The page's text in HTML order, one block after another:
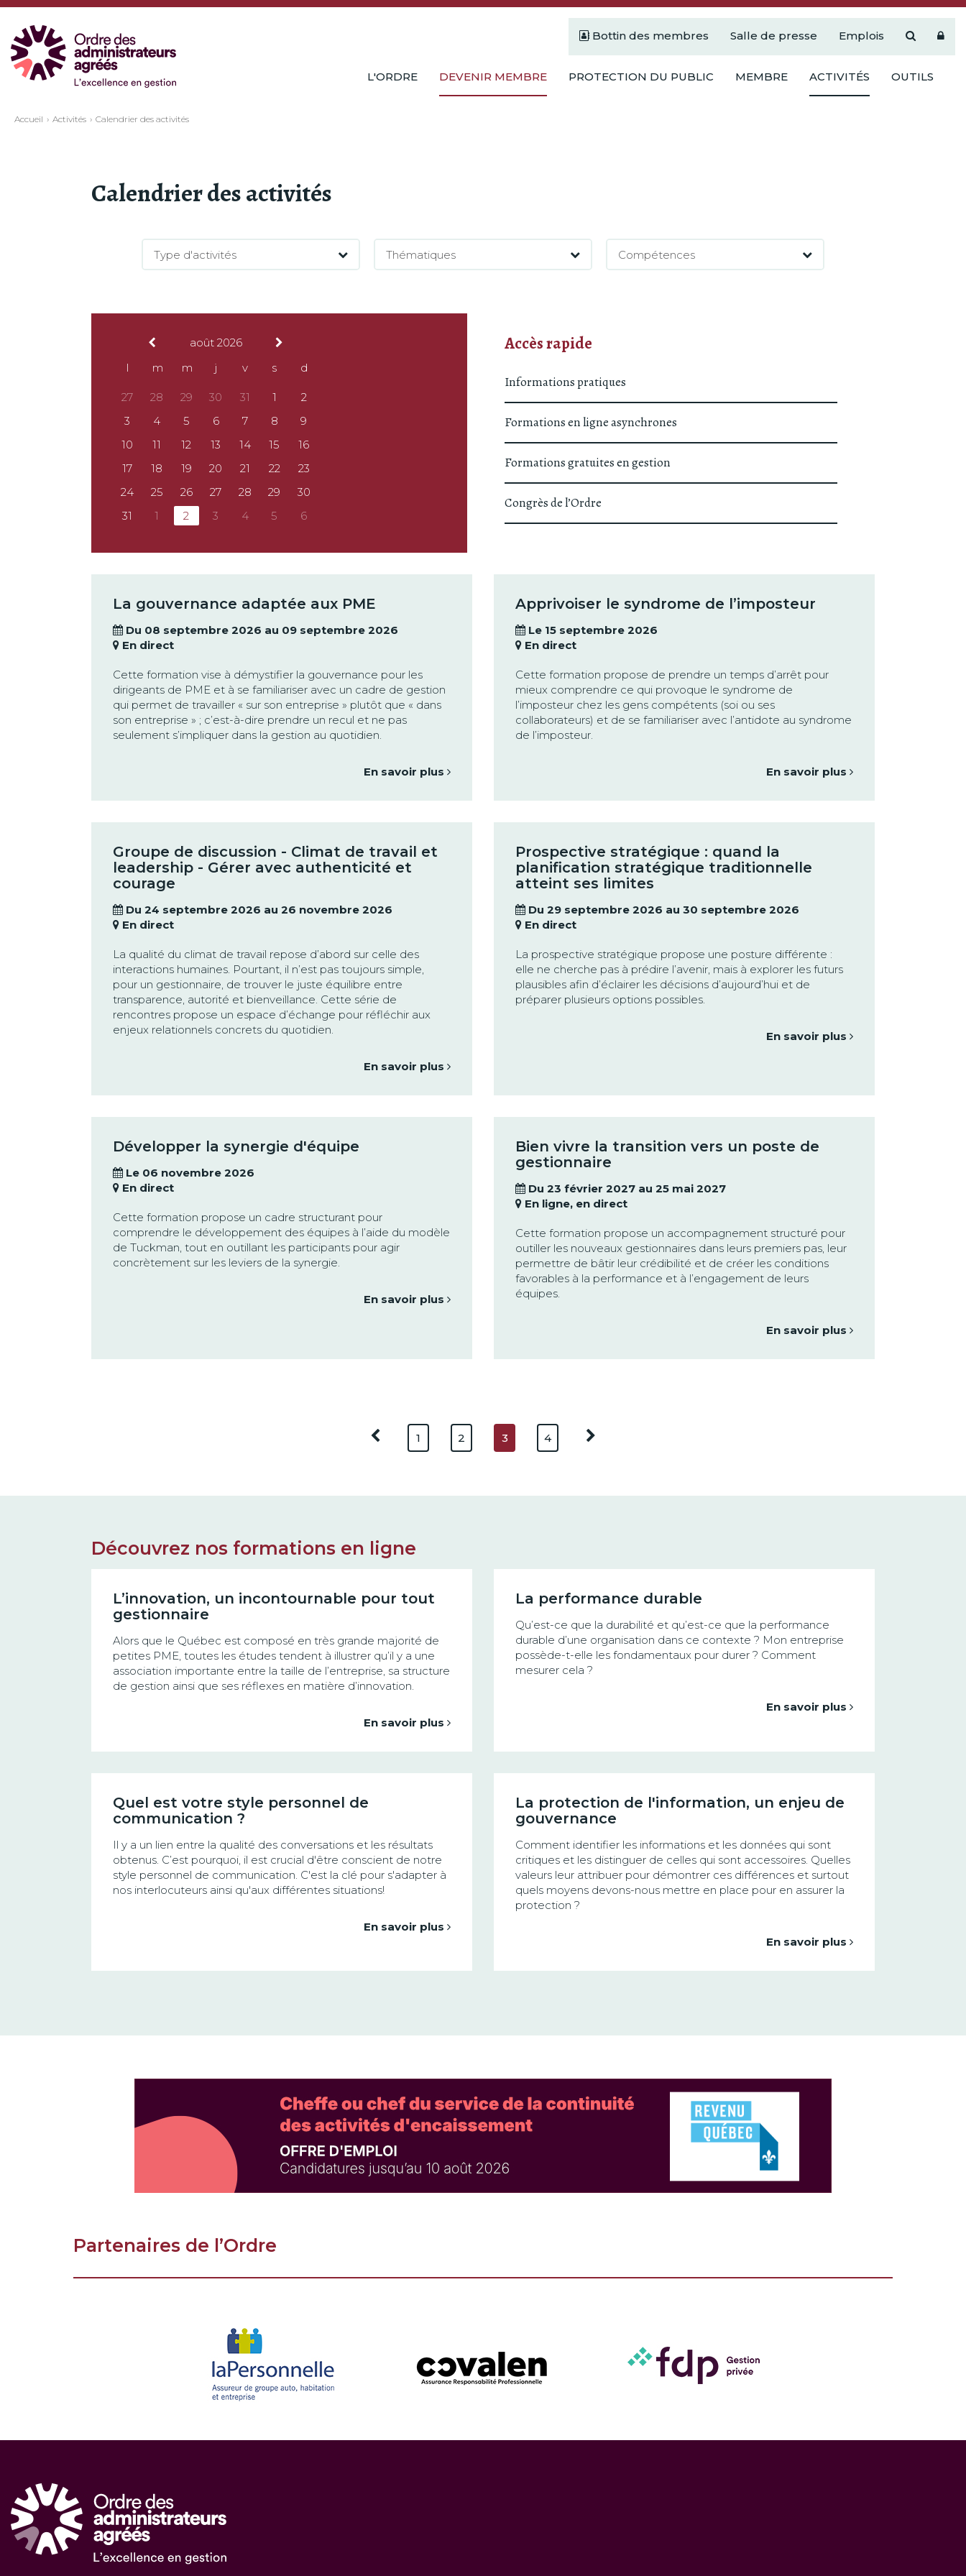
Bottin des membres Salle de presse Emplois
L'ORDRE DEVENIR MEMBRE PROTECTION DU PUBLIC MEMBRE ACTIVITÉS OUTILS
Accueil Activités Calendrier des activités
Calendrier des activités
août 2026
l
m m j v s d
27 28 29 30 31 1
2
3
4 5 6 7 8
9
10
11 12 13 14 15
16
17
18 19 20 21 22
23
24
25 26 27 28 29
30
31
1 2 3 4 5 6
Accès rapide
Informations pratiques
Formations en ligne asynchrones
Formations gratuites en gestion
Congrès de l’Ordre
La gouvernance adaptée aux PME
Du 08 septembre 2026 au 09 septembre 2026
En direct
Cette formation vise à démystifier la gouvernance pour les
dirigeants de PME et à se familiariser avec un cadre de gestion
qui permet de travailler « sur son entreprise » plutôt que « dans
son entreprise » ; c’est-à-dire prendre un recul et ne pas
seulement s’impliquer dans la gestion au quotidien.
En savoir plus
Apprivoiser le syndrome de l’imposteur
Le 15 septembre 2026
En direct
Cette formation propose de prendre un temps d’arrêt pour
mieux comprendre ce qui provoque le syndrome de
l’imposteur chez les gens compétents (soi ou ses
collaborateurs) et de se familiariser avec l’antidote au syndrome
de l’imposteur.
En savoir plus
Groupe de discussion - Climat de travail et
leadership - Gérer avec authenticité et
courage
Du 24 septembre 2026 au 26 novembre 2026
En direct
La qualité du climat de travail repose d’abord sur celle des
interactions humaines. Pourtant, il n’est pas toujours simple,
pour un gestionnaire, de trouver le juste équilibre entre
transparence, autorité et bienveillance. Cette série de
rencontres propose un espace d’échange pour réfléchir aux
enjeux relationnels concrets du quotidien.
En savoir plus
Prospective stratégique : quand la
planification stratégique traditionnelle
atteint ses limites
Du 29 septembre 2026 au 30 septembre 2026
En direct
La prospective stratégique propose une posture différente :
elle ne cherche pas à prédire l’avenir, mais à explorer les futurs
plausibles afin d’éclairer les décisions d’aujourd’hui et de
préparer plusieurs options possibles.
En savoir plus
Développer la synergie d'équipe
Le 06 novembre 2026
En direct
Cette formation propose un cadre structurant pour
comprendre le développement des équipes à l’aide du modèle
de Tuckman, tout en outillant les participants pour agir
concrètement sur les leviers de la synergie.
En savoir plus
Bien vivre la transition vers un poste de
gestionnaire
Du 23 février 2027 au 25 mai 2027
En ligne, en direct
Cette formation propose un accompagnement structuré pour
outiller les nouveaux gestionnaires dans leurs premiers pas, leur
permettre de bâtir leur crédibilité et de créer les conditions
favorables à la performance et à l’engagement de leurs
équipes.
En savoir plus
1 2 3 4
Découvrez nos formations en ligne
L’innovation, un incontournable pour tout
gestionnaire
Alors que le Québec est composé en très grande majorité de
petites PME, toutes les études tendent à illustrer qu’il y a une
association importante entre la taille de l’entreprise, sa structure
de gestion ainsi que ses réflexes en matière d’innovation.
En savoir plus
La performance durable
Qu’est-ce que la durabilité et qu’est-ce que la performance
durable d’une organisation dans ce contexte ? Mon entreprise
possède-t-elle les fondamentaux pour durer ? Comment
mesurer cela ?
En savoir plus
Quel est votre style personnel de
communication ?
Il y a un lien entre la qualité des conversations et les résultats
obtenus. C’est pourquoi, il est crucial d'être conscient de notre
style personnel de communication. C'est la clé pour s'adapter à
nos interlocuteurs ainsi qu'aux différentes situations!
En savoir plus
La protection de l'information, un enjeu de
gouvernance
Comment identifier les informations et les données qui sont
critiques et les distinguer de celles qui sont accessoires. Quelles
valeurs leur attribuer pour démontrer ces différences et surtout
quels moyens devons-nous mettre en place pour en assurer la
protection ?
En savoir plus
Partenaires de l’Ordre